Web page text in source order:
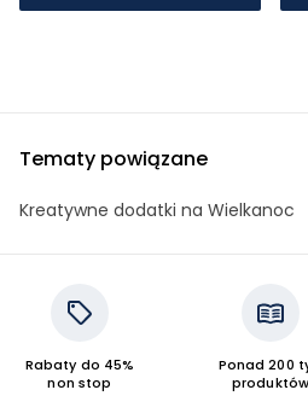
Tematy powiązane
Kreatywne dodatki na Wielkanoc
Rabaty do 45%
non stop
Ponad 200
produktów